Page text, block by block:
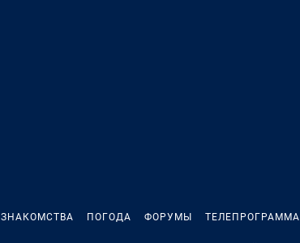
ЗНАКОМСТВА ПОГОДА ФОРУМЫ ТЕЛЕПРОГРАММА